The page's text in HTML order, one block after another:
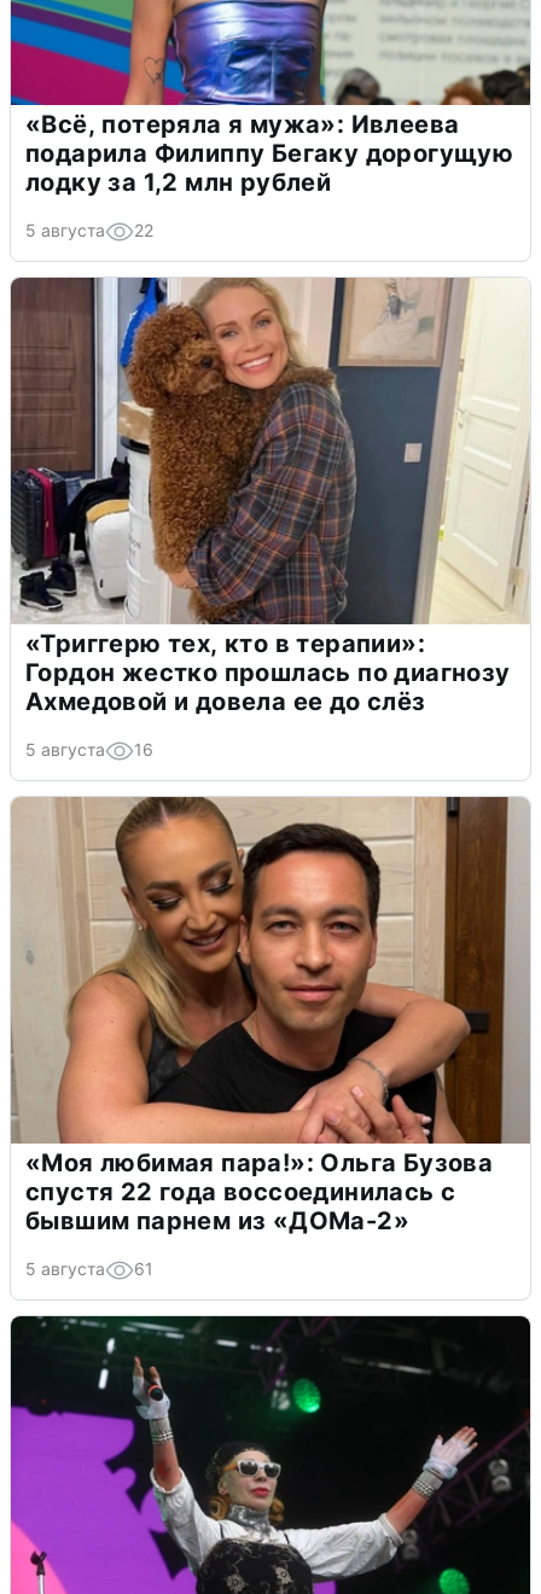
«Всё, потеряла я мужа»: Ивлеева
подарила Филиппу Бегаку дорогущую
лодку за 1,2 млн рублей
5 августа 22
«Триггерю тех, кто в терапии»:
Гордон жестко прошлась по диагнозу
Ахмедовой и довела ее до слёз
5 августа 16
«Моя любимая пара!»: Ольга Бузова
спустя 22 года воссоединилась с
бывшим парнем из «ДОМа-2»
5 августа 61